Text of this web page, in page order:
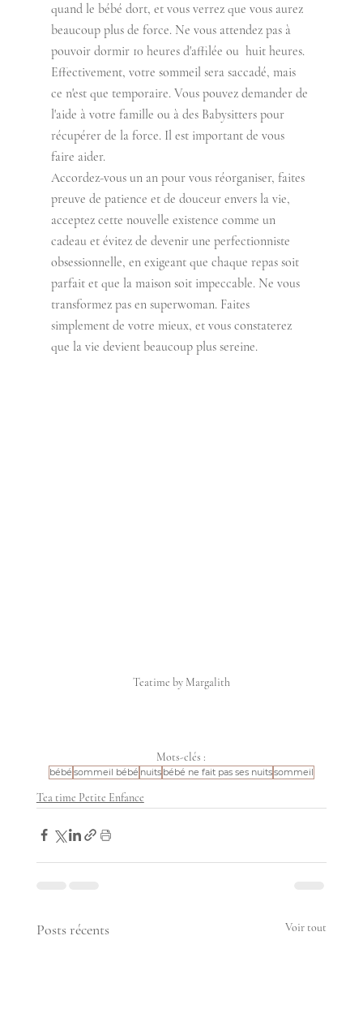
quand le bébé dort, et vous verrez que vous aurez
beaucoup plus de force. Ne vous attendez pas à
pouvoir dormir 10 heures d'affilée ou  huit heures.
Effectivement, votre sommeil sera saccadé, mais
ce n'est que temporaire. Vous pouvez demander de
l'aide à votre famille ou à des Babysitters pour
récupérer de la force. Il est important de vous
faire aider.
Accordez-vous un an pour vous réorganiser, faites
preuve de patience et de douceur envers la vie,
acceptez cette nouvelle existence comme un
cadeau et évitez de devenir une perfectionniste
obsessionnelle, en exigeant que chaque repas soit
parfait et que la maison soit impeccable. Ne vous
transformez pas en superwoman. Faites
simplement de votre mieux, et vous constaterez
que la vie devient beaucoup plus sereine.
Teatime by Margalith
Mots-clés :
bébé sommeil bébé nuits bébé ne fait pas ses nuitssommeil
Tea time Petite Enfance
Posts récents Voir tout